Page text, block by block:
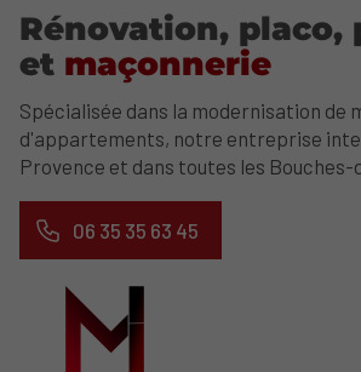
Rénovation, placo,
et maçonnerie
Spécialisée dans la modernisation de
d'appartements, notre entreprise
Provence et dans toutes les Bouches-
06 35 35 63 45